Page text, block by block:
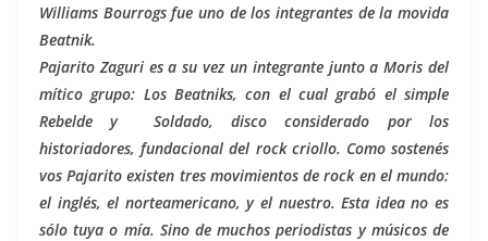
Williams Bourrogs fue uno de los integrantes de la movida
Beatnik.
Pajarito Zaguri es a su vez un integrante junto a Moris del
mítico grupo: Los Beatniks, con el cual grabó el simple
Rebelde y Soldado, disco considerado por los
historiadores, fundacional del rock criollo. Como sostenés
vos Pajarito existen tres movimientos de rock en el mundo:
el inglés, el norteamericano, y el nuestro. Esta idea no es
sólo tuya o mía. Sino de muchos periodistas y músicos de